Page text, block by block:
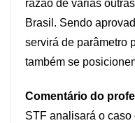
razão de várias
Brasil. Sendo
servirá de parâmetro
também se
Comentário do
STF analisará o